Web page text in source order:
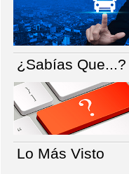
¿Sabías Que...?
Lo Más Visto